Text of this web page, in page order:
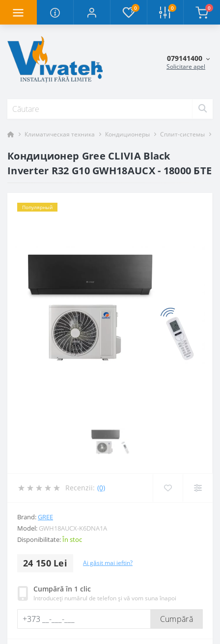
0 0 0
079141400
Solicitare apel
Климатическая техника Кондиционеры Сплит-системы
Кондиционер Gree CLIVIA Black
Inverter R32 G10 GWH18AUCX - 18000 БТЕ
Популярный
Recenzii: (0)
Brand:GREE
Model: GWH18AUCX-K6DNA1A
Disponibilitate:În stoc
24 150 Lei Ai găsit mai ieftin?
Cumpără în 1 clic
Introduceți numărul de telefon și vă vom suna înapoi
Cumpără